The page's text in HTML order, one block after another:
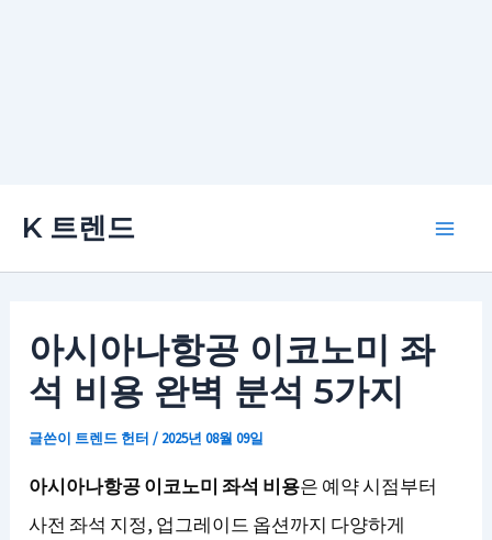
K 트렌드
아시아나항공 이코노미 좌
석 비용 완벽 분석 5가지
글쓴이 트렌드 헌터/ 2025년 08월 09일
아시아나항공 이코노미 좌석 비용은 예약 시점부터
사전 좌석 지정, 업그레이드 옵션까지 다양하게